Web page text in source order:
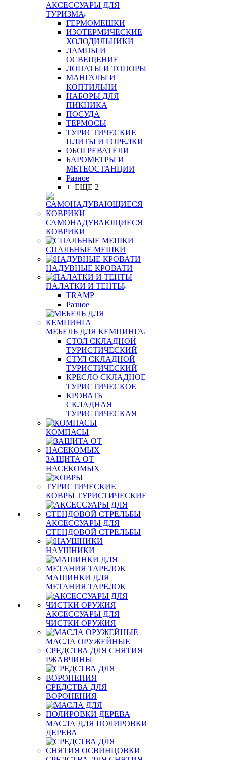
АКСЕССУАРЫ ДЛЯ
ТУРИЗМА
ГЕРМОМЕШКИ
ИЗОТЕРМИЧЕСКИЕ
ХОЛОДИЛЬНИКИ
ЛАМПЫ И
ОСВЕЩЕНИЕ
ЛОПАТЫ И ТОПОРЫ
МАНГАЛЫ И
КОПТИЛЬНИ
НАБОРЫ ДЛЯ
ПИКНИКА
ПОСУДА
ТЕРМОСЫ
ТУРИСТИЧЕСКИЕ
ПЛИТЫ И ГОРЕЛКИ
ОБОГРЕВАТЕЛИ
БАРОМЕТРЫ И
МЕТЕОСТАНЦИИ
Разное
+ ЕЩЕ 2
САМОНАДУВАЮЩИЕСЯ
КОВРИКИ
СПАЛЬНЫЕ МЕШКИ
НАДУВНЫЕ КРОВАТИ
ПАЛАТКИ И ТЕНТЫ
TRAMP
Разное
МЕБЕЛЬ ДЛЯ КЕМПИНГА
СТОЛ СКЛАДНОЙ
ТУРИСТИЧЕСКИЙ
СТУЛ СКЛАДНОЙ
ТУРИСТИЧЕСКИЙ
КРЕСЛО СКЛАДНОЕ
ТУРИСТИЧЕСКОЕ
КРОВАТЬ
СКЛАДНАЯ
ТУРИСТИЧЕСКАЯ
КОМПАСЫ
ЗАЩИТА ОТ
НАСЕКОМЫХ
КОВРЫ ТУРИСТИЧЕСКИЕ
АКСЕССУАРЫ ДЛЯ
СТЕНДОВОЙ СТРЕЛЬБЫ
НАУШНИКИ
МАШИНКИ ДЛЯ
МЕТАНИЯ ТАРЕЛОК
АКСЕССУАРЫ ДЛЯ
ЧИСТКИ ОРУЖИЯ
МАСЛА ОРУЖЕЙНЫЕ
СРЕДСТВА ДЛЯ СНЯТИЯ
РЖАВЧИНЫ
СРЕДСТВА ДЛЯ
ВОРОНЕНИЯ
МАСЛА ДЛЯ ПОЛИРОВКИ
ДЕРЕВА